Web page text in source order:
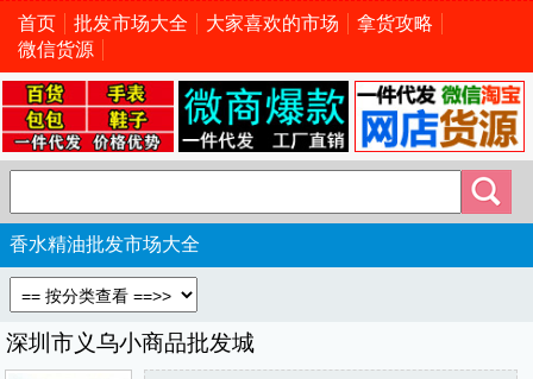
首页 批发市场大全 大家喜欢的市场
拿货攻略
微信货源
香水精油批发市场大全
深圳市义乌小商品批发城